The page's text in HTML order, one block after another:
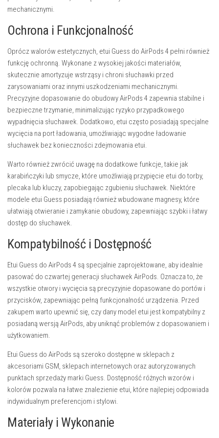
mechanicznymi.
Ochrona i Funkcjonalność
Oprócz walorów estetycznych, etui Guess do AirPods 4 pełni również
funkcję ochronną. Wykonane z wysokiej jakości materiałów,
skutecznie amortyzuje wstrząsy i chroni słuchawki przed
zarysowaniami oraz innymi uszkodzeniami mechanicznymi.
Precyzyjne dopasowanie do obudowy AirPods 4 zapewnia stabilne i
bezpieczne trzymanie, minimalizując ryzyko przypadkowego
wypadnięcia słuchawek. Dodatkowo, etui często posiadają specjalne
wycięcia na port ładowania, umożliwiając wygodne ładowanie
słuchawek bez konieczności zdejmowania etui.
Warto również zwrócić uwagę na dodatkowe funkcje, takie jak
karabińczyki lub smycze, które umożliwiają przypięcie etui do torby,
plecaka lub kluczy, zapobiegając zgubieniu słuchawek. Niektóre
modele etui Guess posiadają również wbudowane magnesy, które
ułatwiają otwieranie i zamykanie obudowy, zapewniając szybki i łatwy
dostęp do słuchawek.
Kompatybilność i Dostępność
Etui Guess do AirPods 4 są specjalnie zaprojektowane, aby idealnie
pasować do czwartej generacji słuchawek AirPods. Oznacza to, że
wszystkie otwory i wycięcia są precyzyjnie dopasowane do portów i
przycisków, zapewniając pełną funkcjonalność urządzenia. Przed
zakupem warto upewnić się, czy dany model etui jest kompatybilny z
posiadaną wersją AirPods, aby uniknąć problemów z dopasowaniem i
użytkowaniem.
Etui Guess do AirPods są szeroko dostępne w sklepach z
akcesoriami GSM, sklepach internetowych oraz autoryzowanych
punktach sprzedaży marki Guess. Dostępność różnych wzorów i
kolorów pozwala na łatwe znalezienie etui, które najlepiej odpowiada
indywidualnym preferencjom i stylowi.
Materiały i Wykonanie